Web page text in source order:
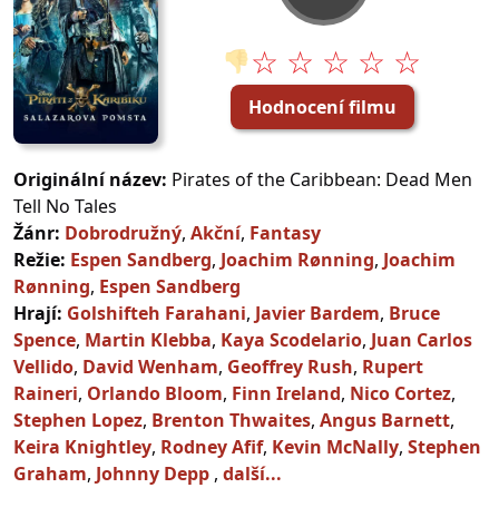
👎☆ ☆ ☆ ☆ ☆
Hodnocení filmu
Originální název: Pirates of the Caribbean: Dead Men
Tell No Tales
Žánr: Dobrodružný, Akční, Fantasy
Režie: Espen Sandberg, Joachim Rønning, Joachim
Rønning, Espen Sandberg
Hrají: Golshifteh Farahani, Javier Bardem, Bruce
Spence, Martin Klebba, Kaya Scodelario, Juan Carlos
Vellido, David Wenham, Geoffrey Rush, Rupert
Raineri, Orlando Bloom, Finn Ireland, Nico Cortez,
Stephen Lopez, Brenton Thwaites, Angus Barnett,
Keira Knightley, Rodney Afif, Kevin McNally, Stephen
Graham, Johnny Depp , další...